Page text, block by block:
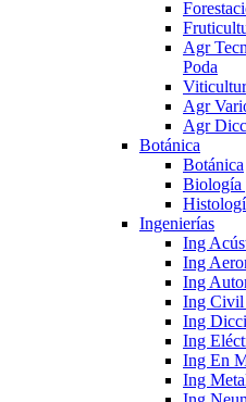
Agr
Poda
Agr
Agr
Botánica
Botánica
Biología
Ingenierías
Ing
Ing
Ing
Ing Civil
Ing
Ing
Ing En
Ing